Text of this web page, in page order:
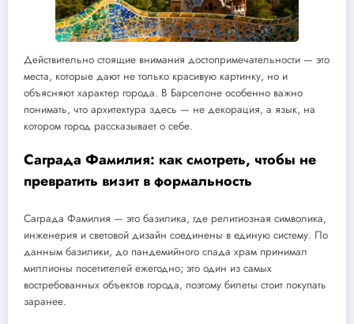
Действительно стоящие внимания достопримечательности — это
места, которые дают не только красивую картинку, но и
объясняют характер города. В Барселоне особенно важно
понимать, что архитектура здесь — не декорация, а язык, на
котором город рассказывает о себе.
Саграда Фамилия: как смотреть, чтобы не
превратить визит в формальность
Саграда Фамилия — это базилика, где религиозная символика,
инженерия и световой дизайн соединены в единую систему. По
данным базилики, до пандемийного спада храм принимал
миллионы посетителей ежегодно; это один из самых
востребованных объектов города, поэтому билеты стоит покупать
заранее.